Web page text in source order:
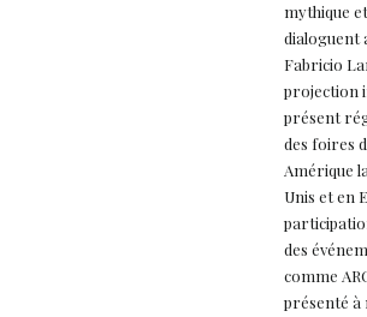
mythique
dialoguent
Fabricio
projection
présent
des foires
Amérique
Unis et en
des
comme
présenté à